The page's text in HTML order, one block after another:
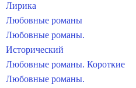
Лирика
Любовные романы
Любовные романы.
Исторический
Любовные романы. Короткие
Любовные романы.